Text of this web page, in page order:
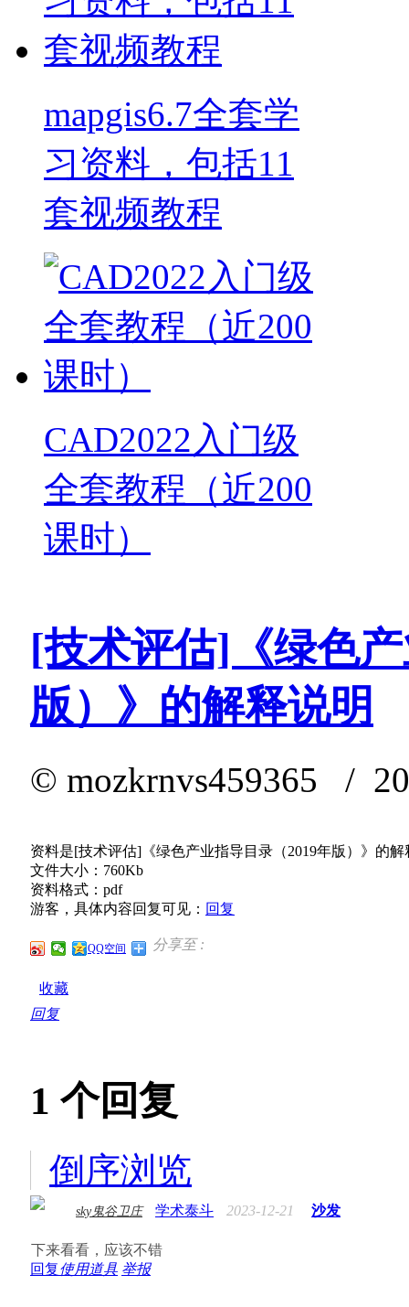
mapgis6.7全套学
习资料，包括11
套视频教程
CAD2022入门级
全套教程（近200
课时）
[技术评估]《绿色
版）》的解释说明
© mozkrnvs459365 /
资料是[技术评估]《绿色产业指导目录（2019年版）》的解
文件大小：760Kb
资料格式：pdf
游客，具体内容回复可见： 回复
分享至 :
QQ空间
收藏
回复
1 个回复
倒序浏览
sky鬼谷卫庄 学术泰斗 2023-12-21 沙发
下来看看，应该不错
回复使用道具 举报